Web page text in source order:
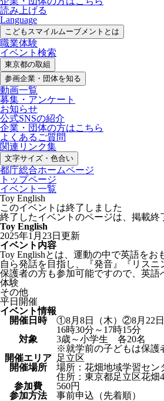
読み上げる
Language
こどもスマイルムーブメントとは
職業体験
イベント検索
東京都の取組
参画企業・ 団体を知る
動画一覧
募集・ アンケート
お知らせ
公式SNSの紹介
企業・団体の方はこちら
よくあるご質問
関連リンク集
文字サイズ・色合い
都庁総合ホームページ
トップページ
イベント一覧
Toy English
このイベントは終了しました
終了したイベントのページは、掲載
Toy English
2025年1月23日更新
イベント内容
Toy Englishとは、運動の中で英語をお
自ら発話を目指し、『発音』『リスニ
保護者の方も参加可能ですので、英語
体験
その他
平日開催
イベント情報
開催日時
①8月8日（木）②8月22
16時30分～17時15分
対象
3歳～小学生 各20名
※就学前の子どもは保護
開催エリア 足立区
開催場所
場所：花畑地域学習セン
住所：東京都足立区花畑
参加費
560円
参加方法
事前申込（先着順）